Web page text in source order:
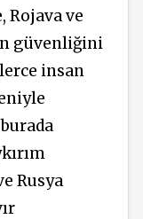
Rojava ve
güvenliğini
insan
Rusya